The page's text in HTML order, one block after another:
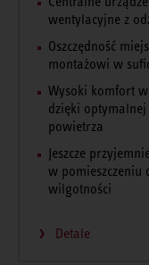
wentylacyjne z
Oszczędność
montażowi w
Wysoki komfort
dzięki optymalnej
powietrza
Jeszcze
w pomieszczeniu
wilgotności
Detale